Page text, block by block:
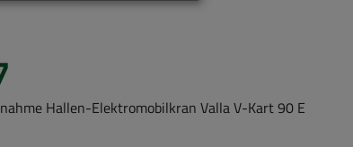
Hallen-​Elektromobilkran Valla V-​Kart 90 E